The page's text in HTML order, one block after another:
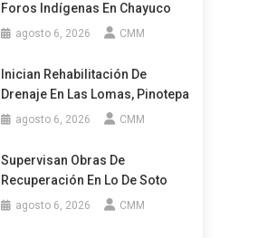
Foros Indígenas En Chayuco
agosto 6, 2026 CMM
Inician Rehabilitación De
Drenaje En Las Lomas, Pinotepa
agosto 6, 2026 CMM
Supervisan Obras De
Recuperación En Lo De Soto
agosto 6, 2026 CMM